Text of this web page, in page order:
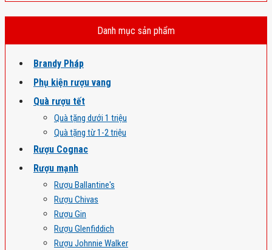
Danh mục sản phẩm
Brandy Pháp
Phụ kiện rượu vang
Quà rượu tết
Quà tặng dưới 1 triệu
Quà tặng từ 1-2 triệu
Rượu Cognac
Rượu mạnh
Rượu Ballantine's
Rượu Chivas
Rượu Gin
Rượu Glenfiddich
Rượu Johnnie Walker